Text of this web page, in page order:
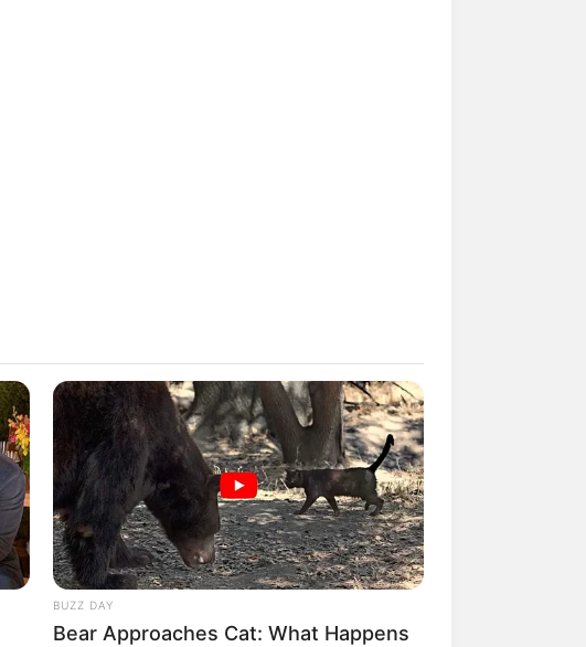
BUZZ DAY
Bear Approaches Cat: What Happens